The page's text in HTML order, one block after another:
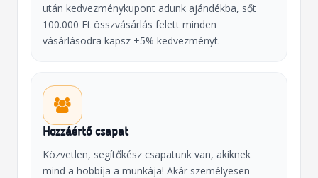
után kedvezménykupont adunk ajándékba, sőt
100.000 Ft összvásárlás felett minden
vásárlásodra kapsz +5% kedvezményt.
Hozzáértő csapat
Közvetlen, segítőkész csapatunk van, akiknek
mind a hobbija a munkája! Akár személyesen